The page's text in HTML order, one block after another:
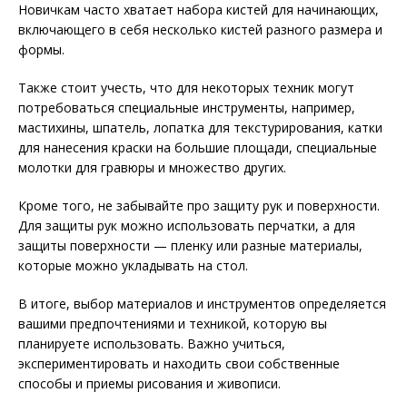
Новичкам часто хватает набора кистей для начинающих,
включающего в себя несколько кистей разного размера и
формы.
Также стоит учесть, что для некоторых техник могут
потребоваться специальные инструменты, например,
мастихины, шпатель, лопатка для текстурирования, катки
для нанесения краски на большие площади, специальные
молотки для гравюры и множество других.
Кроме того, не забывайте про защиту рук и поверхности.
Для защиты рук можно использовать перчатки, а для
защиты поверхности — пленку или разные материалы,
которые можно укладывать на стол.
В итоге, выбор материалов и инструментов определяется
вашими предпочтениями и техникой, которую вы
планируете использовать. Важно учиться,
экспериментировать и находить свои собственные
способы и приемы рисования и живописи.